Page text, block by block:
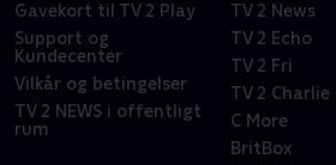
Gavekort til TV 2 Play
Support og
Kundecenter
Vilkår og betingelser
TV 2 NEWS i offentligt
rum
TV 2 News
TV 2 Echo
TV 2 Fri
TV 2 Charlie
C More
BritBox